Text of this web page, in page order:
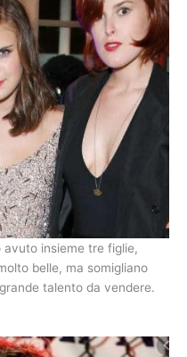
avuto insieme tre figlie,
belle, ma somigliano
talento da vendere.